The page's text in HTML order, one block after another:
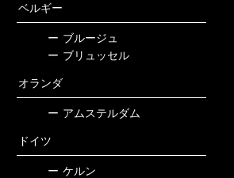
ベルギー
ー ブルージュ
ー ブリュッセル
オランダ
ー アムステルダム
ドイツ
ー ケルン